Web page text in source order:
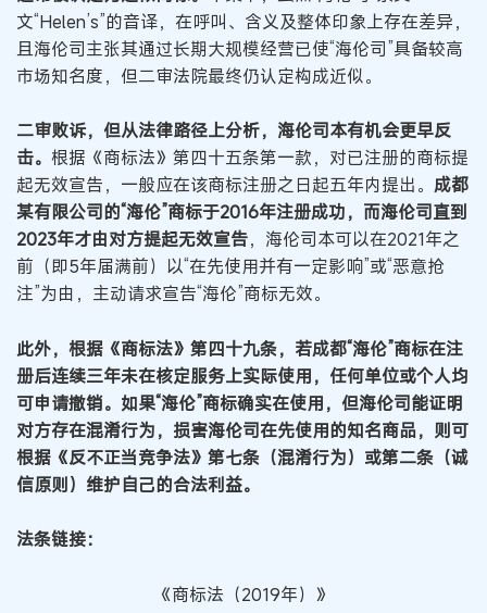
文“Helen’s”的音译，在呼叫、含义及整体印象上存在差异，
且海伦司主张其通过长期大规模经营已使“海伦司”具备较高
市场知名度，但二审法院最终仍认定构成近似。
二审败诉，但从法律路径上分析，海伦司本有机会更早反
击。 根据《商标法》第四十五条第一款，对已注册的商标提
起无效宣告，一般应在该商标注册之日起五年内提出。 成都
某有限公司的“海伦”商标于2016年注册成功，而海伦司直到
2023年才由对方提起无效宣告，海伦司本可以在2021年之
前（即5年届满前）以“在先使用并有一定影响”或“恶意抢
注”为由，主动请求宣告“海伦”商标无效。
此外，根据《商标法》第四十九条，若成都“海伦”商标在注
册后连续三年未在核定服务上实际使用，任何单位或个人均
可申请撤销。如果“海伦”商标确实在使用，但海伦司能证明
对方存在混淆行为，损害海伦司在先使用的知名商品，则可
根据《反不正当竞争法》第七条（混淆行为）或第二条（诚
信原则）维护自己的合法利益。
法条链接：
《商标法（2019年）》